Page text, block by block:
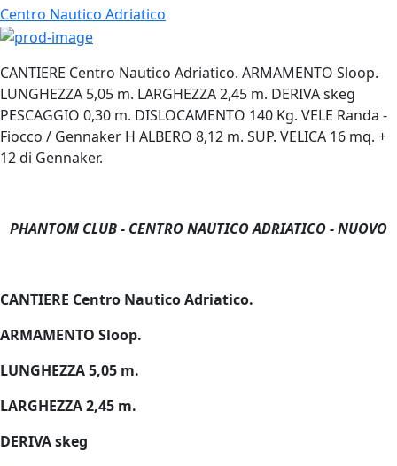
Centro Nautico Adriatico
CANTIERE Centro Nautico Adriatico. ARMAMENTO Sloop.
LUNGHEZZA 5,05 m. LARGHEZZA 2,45 m. DERIVA skeg
PESCAGGIO 0,30 m. DISLOCAMENTO 140 Kg. VELE Randa -
Fiocco / Gennaker H ALBERO 8,12 m. SUP. VELICA 16 mq. +
12 di Gennaker.
PHANTOM CLUB - CENTRO NAUTICO ADRIATICO- NUOVO
CANTIERE Centro Nautico Adriatico.
ARMAMENTO Sloop.
LUNGHEZZA 5,05 m.
LARGHEZZA 2,45 m.
DERIVA skeg